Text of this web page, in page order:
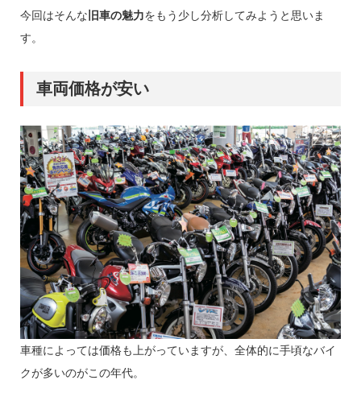
今回はそんな 旧車の魅力をもう少し分析してみようと思いま
す。
車両価格が安い
車種によっては価格も上がっていますが、全体的に手頃なバイ
クが多いのがこの年代。